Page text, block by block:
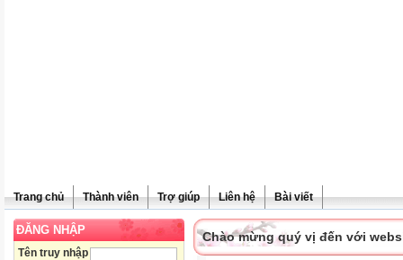
Trang chủ Thành viên Trợ giúp Liên hệ Bài viết
ĐĂNG NHẬP
Tên truy nhập
Chào mừng quý vị đến với